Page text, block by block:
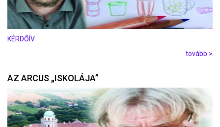
KÉRDŐÍV
tovább >
AZ ARCUS „ISKOLÁJA”